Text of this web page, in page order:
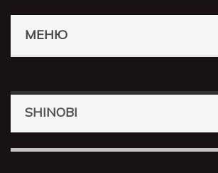
МЕНЮ
SHINOBI